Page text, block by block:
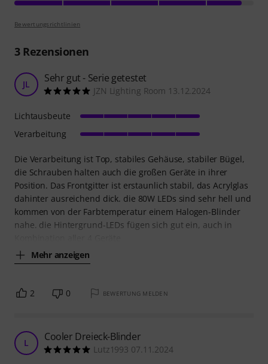
Bewertungsrichtlinien
3Rezensionen
JL Sehr gut - Serie getestet
JZN Lighting Room 13.12.2024
Die Verarbeitung ist Top, stabiles Gehäuse, stabiler Bügel,
die Schrauben halten auch die großen Geräte in ihrer
Position. Das Frontgitter ist erstaunlich stabil, das Acrylglas
dahinter ausreichend dick. die 80W LEDs sind sehr hell und
kommen von der Farbtemperatur einem Halogen-Blinder
nahe. die Hintergrund-LEDs fügen sich gut ein, auch in
Mehr anzeigen
Lichtausbeute
Verarbeitung
2 0 BEWERTUNG MELDEN
L Cooler Dreieck-Blinder
Lutz1993 07.11.2024